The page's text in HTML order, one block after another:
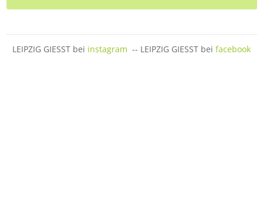
LEIPZIG GIESST bei instagram -- LEIPZIG GIESST bei facebook